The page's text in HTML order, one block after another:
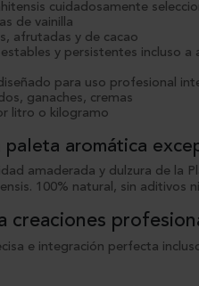
cuidadosamente
de vainilla
afrutadas y de cacao
y persistentes incluso a
para uso profesional
ganaches, cremas
litro o kilogramo
aromática
amaderada y dulzura de la
100% natural, sin aditivos
creaciones
e integración perfecta